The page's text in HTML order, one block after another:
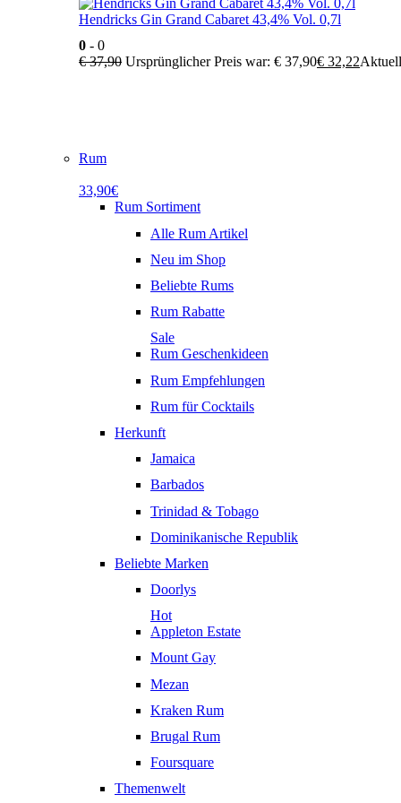
Hendricks Gin Grand Cabaret 43,4% Vol. 0,7l
0 - 0
€37,90 Ursprünglicher Preis war: € 37,90€ 32,22
Rum
33,90€
Rum Sortiment
Alle Rum Artikel
Neu im Shop
Beliebte Rums
Rum Rabatte
Sale
Rum Geschenkideen
Rum Empfehlungen
Rum für Cocktails
Herkunft
Jamaica
Barbados
Trinidad & Tobago
Dominikanische Republik
Beliebte Marken
Doorlys
Hot
Appleton Estate
Mount Gay
Mezan
Kraken Rum
Brugal Rum
Foursquare
Themenwelt